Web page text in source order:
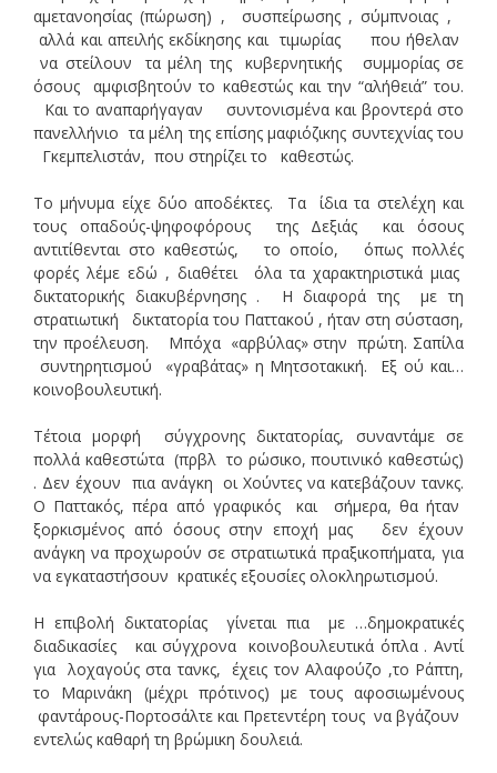
αμετανοησίας (πώρωση) , συσπείρωσης , σύμπνοιας ,
αλλά και απειλής εκδίκησης και τιμωρίας που ήθελαν
να στείλουν τα μέλη της κυβερνητικής συμμορίας σε
όσους αμφισβητούν το καθεστώς και την “αλήθειά” του.
Και το αναπαρήγαγαν συντονισμένα και βροντερά στο
πανελλήνιο τα μέλη της επίσης μαφιόζικης συντεχνίας του
Γκεμπελιστάν, που στηρίζει το καθεστώς.
Το μήνυμα είχε δύο αποδέκτες. Τα ίδια τα στελέχη και
τους οπαδούς-ψηφοφόρους της Δεξιάς και όσους
αντιτίθενται στο καθεστώς, το οποίο, όπως πολλές
φορές λέμε εδώ , διαθέτει όλα τα χαρακτηριστικά μιας
δικτατορικής διακυβέρνησης . Η διαφορά της με τη
στρατιωτική δικτατορία του Παττακού , ήταν στη σύσταση,
την προέλευση. Μπόχα «αρβύλας» στην πρώτη. Σαπίλα
συντηρητισμού «γραβάτας» η Μητσοτακική. Εξ ού και…
κοινοβουλευτική.
Τέτοια μορφή σύγχρονης δικτατορίας, συναντάμε σε
πολλά καθεστώτα (πρβλ το ρώσικο, πουτινικό καθεστώς)
. Δεν έχουν πια ανάγκη οι Χούντες να κατεβάζουν τανκς.
Ο Παττακός, πέρα από γραφικός και σήμερα, θα ήταν
ξορκισμένος από όσους στην εποχή μας δεν έχουν
ανάγκη να προχωρούν σε στρατιωτικά πραξικοπήματα, για
να εγκαταστήσουν κρατικές εξουσίες ολοκληρωτισμού.
Η επιβολή δικτατορίας γίνεται πια με …δημοκρατικές
διαδικασίες και σύγχρονα κοινοβουλευτικά όπλα . Αντί
για λοχαγούς στα τανκς, έχεις τον Αλαφούζο ,το Ράπτη,
το Μαρινάκη (μέχρι πρότινος) με τους αφοσιωμένους
φαντάρους-Πορτοσάλτε και Πρετεντέρη τους να βγάζουν
εντελώς καθαρή τη βρώμικη δουλειά.